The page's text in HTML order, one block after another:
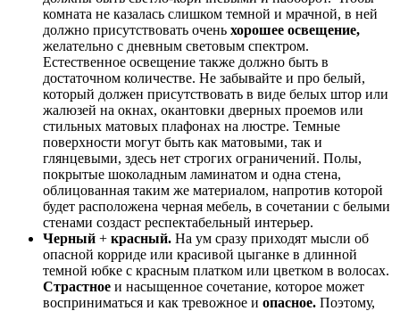
комната не казалась слишком темной и мрачной, в ней
должно присутствовать очень хорошее освещение,
желательно с дневным световым спектром.
Естественное освещение также должно быть в
достаточном количестве. Не забывайте и про белый,
который должен присутствовать в виде белых штор или
жалюзей на окнах, окантовки дверных проемов или
стильных матовых плафонах на люстре. Темные
поверхности могут быть как матовыми, так и
глянцевыми, здесь нет строгих ограничений. Полы,
покрытые шоколадным ламинатом и одна стена,
облицованная таким же материалом, напротив которой
будет расположена черная мебель, в сочетании с белыми
стенами создаст респектабельный интерьер.
Черный + красный. На ум сразу приходят мысли об
опасной корриде или красивой цыганке в длинной
темной юбке с красным платком или цветком в волосах.
Страстное и насыщенное сочетание, которое может
восприниматься и как тревожное и опасное. Поэтому,